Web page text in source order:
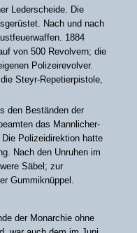
Lederscheide. Die
Nach und nach
1884
von 500 Revolvern; die
Polizeirevolver.
Steyr-Repetierpistole,
den Beständen der
das Mannlicher-
Polizeidirektion hatte
Nach den Unruhen im
Säbel; zur
Gummiknüppel.
der Monarchie ohne